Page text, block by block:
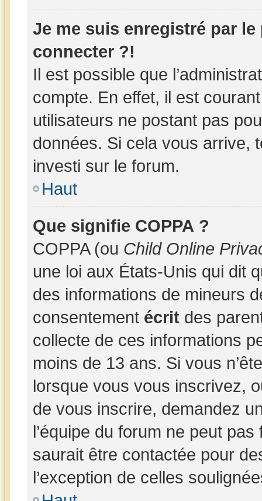
Je me suis enregistré par
connecter ?!
Il est possible que
compte. En effet, il est
utilisateurs ne postant pas
données. Si cela vous arrive,
investi sur le forum.
Haut
Que signifie COPPA ?
COPPA (ou Child Online
une loi aux États-Unis qui dit
des informations de mineurs
consentement écrit des
collecte de ces informations
moins de 13 ans. Si vous
lorsque vous vous inscrivez,
de vous inscrire, demandez
l’équipe du forum ne peut
saurait être contactée pour
l’exception de celles